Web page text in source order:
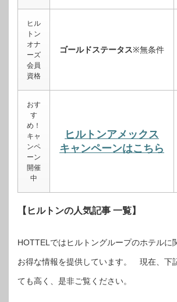
ヒル
トン
オナ
ーズ
会員
資格
ゴールドステータス※無条件
おす
す
め！
キャ
ンペ
ーン
開催
中
ヒルトンアメックス
キャンペーンはこちら
【ヒルトンの人気記事 一覧】
HOTTELではヒルトングループのホテルに
お得な情報を提供しています。 現在、下
ても高く、是非ご覧ください。